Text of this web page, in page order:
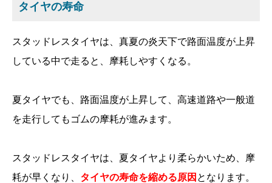
タイヤの寿命
スタッドレスタイヤは、真夏の炎天下で路面温度が上昇
している中で走ると、摩耗しやすくなる。
夏タイヤでも、路面温度が上昇して、高速道路や一般道
を走行してもゴムの摩耗が進みます。
スタッドレスタイヤは、夏タイヤより柔らかいため、摩
耗が早くなり、 タイヤの寿命を縮める原因 となります。